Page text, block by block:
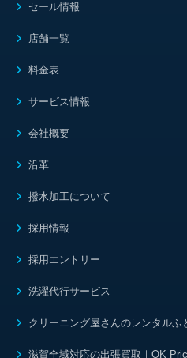
セール情報
店舗一覧
料金表
サービス情報
会社概要
沿革
撥水加工について
採用情報
採用エントリー
洗濯代行サービス
クリーニング屋さんのレンタルふ
滋賀全域対応の出張買取｜OK